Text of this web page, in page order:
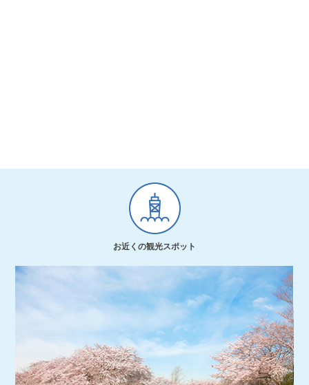
お近くの観光スポット